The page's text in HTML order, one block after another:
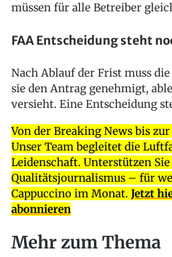
müssen für alle Betreiber
FAA Entscheidung steht
Nach Ablauf der Frist muss
sie den Antrag genehmigt,
versieht. Eine Entscheidung
Von der Breaking News bis
Unser Team begleitet die
Leidenschaft. Unterstützen
Qualitätsjournalismus – für
Cappuccino im Monat. Jetzt
abonnieren
Mehr zum Thema